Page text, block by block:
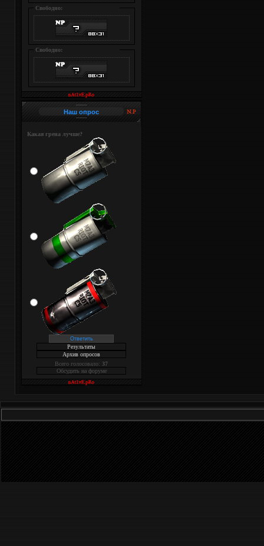
Свободно:
Свободно:
Наш опрос
Какая грена лучше?
Результаты
Архив опросов
Всего голосовало: 37
Обсудить на форуме